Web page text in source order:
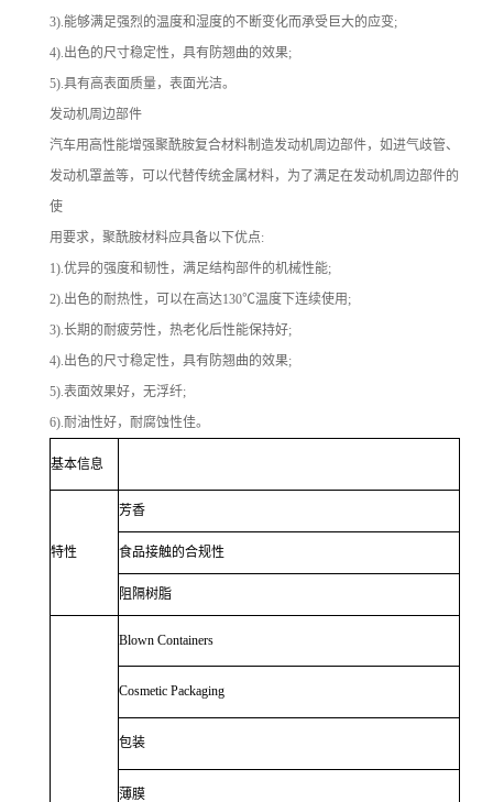
3).能够满足强烈的温度和湿度的不断变化而承受巨大的应变;
4).出色的尺寸稳定性，具有防翘曲的效果;
5).具有高表面质量，表面光洁。
发动机周边部件
汽车用高性能增强聚酰胺复合材料制造发动机周边部件，如进气歧管、
发动机罩盖等，可以代替传统金属材料，为了满足在发动机周边部件的
使
用要求，聚酰胺材料应具备以下优点:
1).优异的强度和韧性，满足结构部件的机械性能;
2).出色的耐热性，可以在高达130℃温度下连续使用;
3).长期的耐疲劳性，热老化后性能保持好;
4).出色的尺寸稳定性，具有防翘曲的效果;
5).表面效果好，无浮纤;
6).耐油性好，耐腐蚀性佳。
基本信息
特性
芳香
食品接触的合规性
阻隔树脂
Blown Containers
Cosmetic Packaging
包装
薄膜